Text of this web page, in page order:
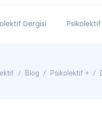
Dergisi
Blog Psikolektif +